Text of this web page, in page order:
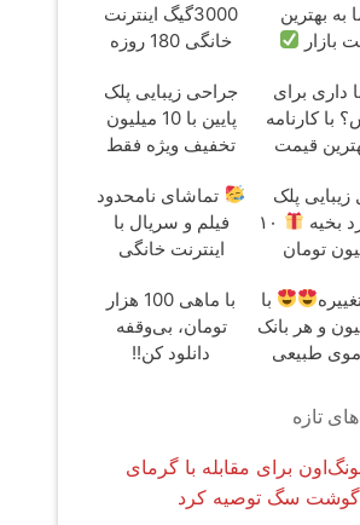
به بهترین
بازار
3000گیگ اینترنت
خانگی 180 روزه
هزارتومان!!
داری برای
با کارنامه
قیمت
جراحی زیبایی پلک
پایین با 10 میلیون
تخفیف ویژه فقط
پلک
بخیه
۱۰
تومان
تماشای نامحدود
فیلم و سریال با
اینترنت خانگی
ماهی 100
با
و هر بانک
طبیعی
با ماهی 100 هزار
تومان، بی‌وقفه
دانلود کن!!
تازه
برای مقابله با گرمای
گوشت سگ توصیه کرد